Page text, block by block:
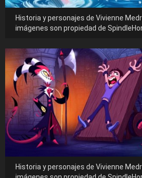
Historia y personajes de Vivienne
imágenes son propiedad de
Historia y personajes de Vivienne